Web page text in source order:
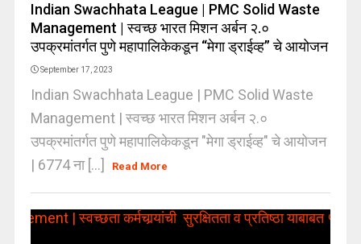
Indian Swachhata League | PMC Solid Waste
Management | स्वच्छ भारत मिशन अर्बन २.०
उपक्रमांतर्गत पुणे महापालिकेकडून “मेगा ड्राईव्ह” चे आयोजन
September 17, 2023
Indian Swachhata League | PMC Solid Waste
Management | स्वच्छ भारत मिशन अर्बन २.०
उपक्रमांतर्गत पुणे महापालिकेकडून "मेगा ड्राईव्ह" चे आयोजन
| 6774 ना [...]
Read More